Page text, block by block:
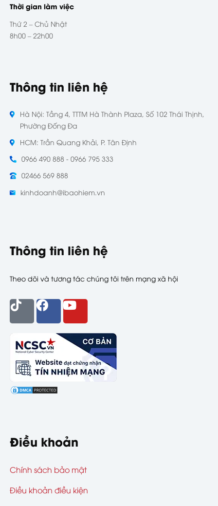
Thời gian làm việc
Thứ 2 – Chủ Nhật
8h00 – 22h00
Thông tin liên hệ
Hà Nội: Tầng 4, TTTM Hà Thành Plaza, Số 102 Thái Thịnh,
Phường Đống Đa
HCM: Trần Quang Khải, P. Tân Định
0966 490 888 - 0966 795 333
02466 569 888
kinhdoanh@ibaohiem.vn
Thông tin liên hệ
Theo dõi và tương tác chúng tôi trên mạng xã hội
Điều khoản
Chính sách bảo mật
Điều khoản điều kiện